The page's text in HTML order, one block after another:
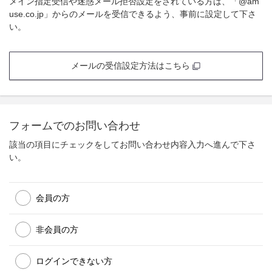
use.co.jp」からのメールを受信できるよう、事前に設定して下さ
い。
メールの受信設定方法はこちら
フォームでのお問い合わせ
該当の項目にチェックをしてお問い合わせ内容入力へ進んで下さ
い。
会員の方
非会員の方
ログインできない方